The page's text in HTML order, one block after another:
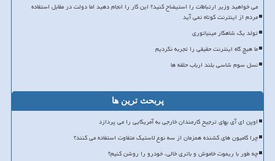
می خواهید وزیر ارتباطات را استیضاح کنید؟ این کار را انجام دهید اما دولت در مقابل استفاده
مردم از اینترنت کوتاه نمی آید
تولد یک شاهکار مینیاتوری
ما هیچ گاه اینترنت حقیقی را تجربه نکردیم
نسل سوم شاسی بلند ارباب حلقه ها
پربحث ترین ها
اوپن ای آی بهای ترجیح کارمندان خارجی به آمریکایی را می پردازد
چرا کامیون های کشنده همزمان از سه نوع لاستیک متفاوت استفاده می کنند؟
چه طور با ریموت خاموش و باتری خالی، خودرو را روشن کنیم؟